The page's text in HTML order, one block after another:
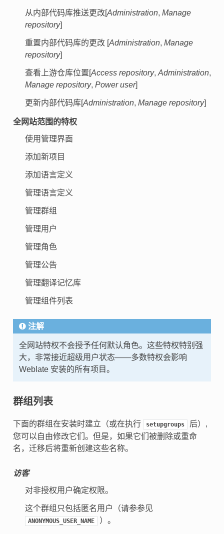
从内部代码库推送更改[Administration, Manage
repository]
重置内部代码库的更改 [Administration, Manage
repository]
查看上游仓库位置[Access repository, Administration,
Manage repository, Power user]
更新内部代码库[Administration, Manage repository]
全网站范围的特权
使用管理界面
添加新项目
添加语言定义
管理语言定义
管理群组
管理用户
管理角色
管理公告
管理翻译记忆库
管理组件列表
注解
全网站特权不会授予任何默认角色。这些特权特别强
大，非常接近超级用户状态——多数特权会影响
Weblate 安装的所有项目。
群组列表
下面的群组在安装时建立（或在执行 setupgroups
后）,
您可以自由修改它们。但是，如果它们被删除或重命
名，迁移后将重新创建这些名称。
访客
对非授权用户确定权限。
这个群组只包括匿名用户（请参参见
ANONYMOUS_USER_NAME ）。